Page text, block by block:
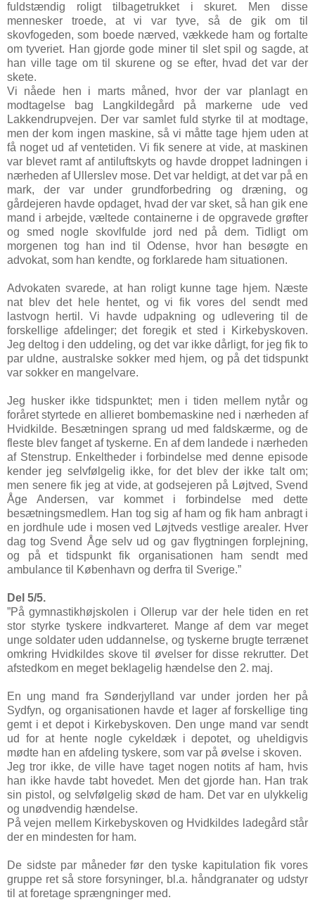
fuldstændig roligt tilbagetrukket i skuret. Men disse
mennesker troede, at vi var tyve, så de gik om til
skovfogeden, som boede nærved, vækkede ham og fortalte
om tyveriet. Han gjorde gode miner til slet spil og sagde, at
han ville tage om til skurene og se efter, hvad det var der
skete.
Vi nåede hen i marts måned, hvor der var planlagt en
modtagelse bag Langkildegård på markerne ude ved
Lakkendrupvejen. Der var samlet fuld styrke til at modtage,
men der kom ingen maskine, så vi måtte tage hjem uden at
få noget ud af ventetiden. Vi fik senere at vide, at maskinen
var blevet ramt af antiluftskyts og havde droppet ladningen i
nærheden af Ullerslev mose. Det var heldigt, at det var på en
mark, der var under grundforbedring og dræning, og
gårdejeren havde opdaget, hvad der var sket, så han gik ene
mand i arbejde, væltede containerne i de opgravede grøfter
og smed nogle skovlfulde jord ned på dem. Tidligt om
morgenen tog han ind til Odense, hvor han besøgte en
advokat, som han kendte, og forklarede ham situationen.
Advokaten svarede, at han roligt kunne tage hjem. Næste
nat blev det hele hentet, og vi fik vores del sendt med
lastvogn hertil. Vi havde udpakning og udlevering til de
forskellige afdelinger; det foregik et sted i Kirkebyskoven.
Jeg deltog i den uddeling, og det var ikke dårligt, for jeg fik to
par uldne, australske sokker med hjem, og på det tidspunkt
var sokker en mangelvare.
Jeg husker ikke tidspunktet; men i tiden mellem nytår og
foråret styrtede en allieret bombemaskine ned i nærheden af
Hvidkilde. Besætningen sprang ud med faldskærme, og de
fleste blev fanget af tyskerne. En af dem landede i nærheden
af Stenstrup. Enkeltheder i forbindelse med denne episode
kender jeg selvfølgelig ikke, for det blev der ikke talt om;
men senere fik jeg at vide, at godsejeren på Løjtved, Svend
Åge Andersen, var kommet i forbindelse med dette
besætningsmedlem. Han tog sig af ham og fik ham anbragt i
en jordhule ude i mosen ved Løjtveds vestlige arealer. Hver
dag tog Svend Åge selv ud og gav flygtningen forplejning,
og på et tidspunkt fik organisationen ham sendt med
ambulance til København og derfra til Sverige.”
Del 5/5.
”På gymnastikhøjskolen i Ollerup var der hele tiden en ret
stor styrke tyskere indkvarteret. Mange af dem var meget
unge soldater uden uddannelse, og tyskerne brugte terrænet
omkring Hvidkildes skove til øvelser for disse rekrutter. Det
afstedkom en meget beklagelig hændelse den 2. maj.
En ung mand fra Sønderjylland var under jorden her på
Sydfyn, og organisationen havde et lager af forskellige ting
gemt i et depot i Kirkebyskoven. Den unge mand var sendt
ud for at hente nogle cykeldæk i depotet, og uheldigvis
mødte han en afdeling tyskere, som var på øvelse i skoven.
Jeg tror ikke, de ville have taget nogen notits af ham, hvis
han ikke havde tabt hovedet. Men det gjorde han. Han trak
sin pistol, og selvfølgelig skød de ham. Det var en ulykkelig
og unødvendig hændelse.
På vejen mellem Kirkebyskoven og Hvidkildes ladegård står
der en mindesten for ham.
De sidste par måneder før den tyske kapitulation fik vores
gruppe ret så store forsyninger, bl.a. håndgranater og udstyr
til at foretage sprængninger med.